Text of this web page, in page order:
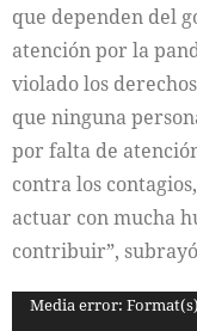
que dependen del
atención por la
violado los
que ninguna
por falta de
contra los
actuar con mucha
contribuir”,
Reproductor
Media error: